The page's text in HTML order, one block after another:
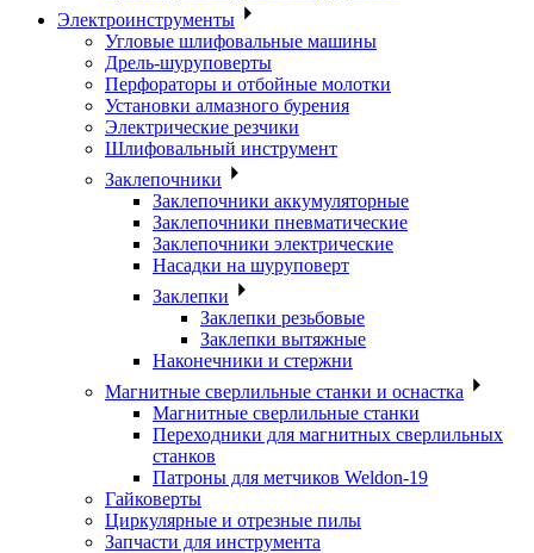
Электроинструменты
Угловые шлифовальные машины
Дрель-шуруповерты
Перфораторы и отбойные молотки
Установки алмазного бурения
Электрические резчики
Шлифовальный инструмент
Заклепочники
Заклепочники аккумуляторные
Заклепочники пневматические
Заклепочники электрические
Насадки на шуруповерт
Заклепки
Заклепки резьбовые
Заклепки вытяжные
Наконечники и стержни
Магнитные сверлильные станки и оснастка
Магнитные сверлильные станки
Переходники для магнитных сверлильных
станков
Патроны для метчиков Weldon-19
Гайковерты
Циркулярные и отрезные пилы
Запчасти для инструмента